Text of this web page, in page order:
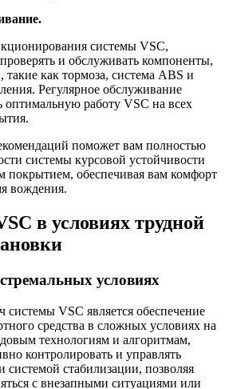
системы VSC,
и обслуживать компоненты,
такие как тормоза, система ABS и
Регулярное обслуживание
работу VSC на всех
поможет вам полностью
системы курсовой устойчивости
покрытием, обеспечивая вам комфорт
вождения.
в условиях трудной
условиях
системы VSC является обеспечение
средства в сложных условиях на
технологиям и алгоритмам,
контролировать и управлять
системой стабилизации, позволяя
с внезапными ситуациями или